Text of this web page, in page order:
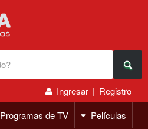
Ingresar | Registro
Programas de TV Películas